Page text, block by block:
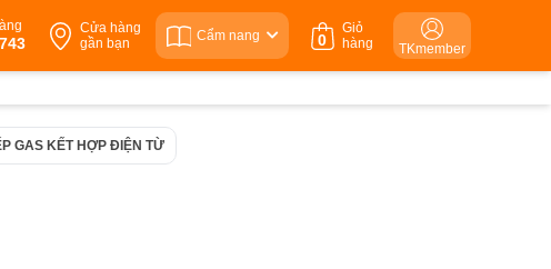
Cửa hàng
gần bạn
Cẩm nang
Giỏ
hàng
0 TKmember
GAS KẾT HỢP ĐIỆN TỪ